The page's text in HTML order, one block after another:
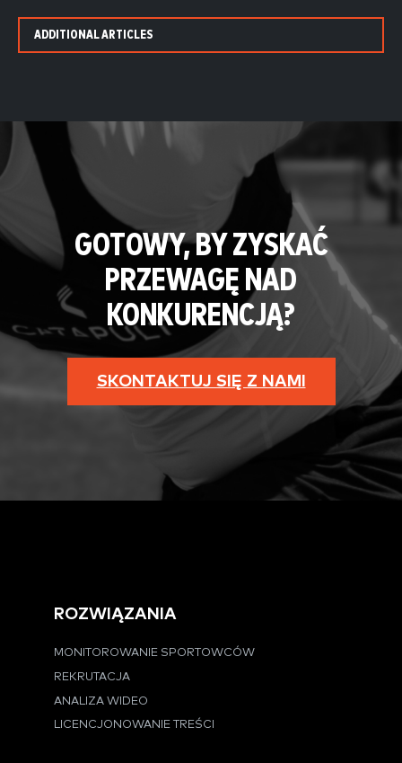
ADDITIONAL ARTICLES
GOTOWY, BY ZYSKAĆ
PRZEWAGĘ NAD
KONKURENCJĄ?
SKONTAKTUJ SIĘ Z NAMI
ROZWIĄZANIA
MONITOROWANIE SPORTOWCÓW
REKRUTACJA
ANALIZA WIDEO
LICENCJONOWANIE TREŚCI